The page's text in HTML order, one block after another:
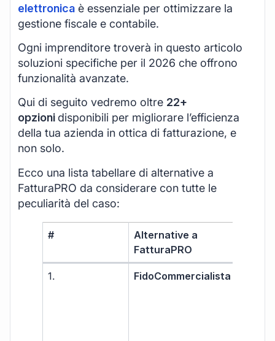
elettronica è essenziale per ottimizzare la
gestione fiscale e contabile.
Ogni imprenditore troverà in questo articolo
soluzioni specifiche per il 2026 che offrono
funzionalità avanzate.
Qui di seguito vedremo oltre 22+
opzioni disponibili per migliorare l’efficienza
della tua azienda in ottica di fatturazione, e
non solo.
Ecco una lista tabellare di alternative a
FatturaPRO da considerare con tutte le
peculiarità del caso:
#
Alternative a
FatturaPRO
1. FidoCommercialista